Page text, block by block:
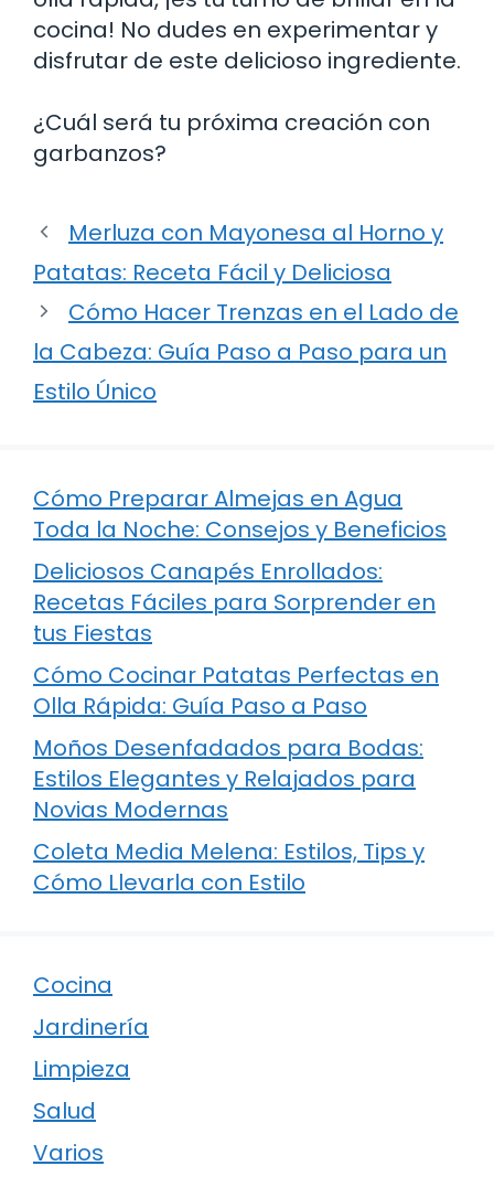
cocina! No dudes en experimentar y
disfrutar de este delicioso ingrediente.
¿Cuál será tu próxima creación con
garbanzos?
Merluza con Mayonesa al Horno y
Patatas: Receta Fácil y Deliciosa
Cómo Hacer Trenzas en el Lado de
la Cabeza: Guía Paso a Paso para un
Estilo Único
Cómo Preparar Almejas en Agua
Toda la Noche: Consejos y Beneficios
Deliciosos Canapés Enrollados:
Recetas Fáciles para Sorprender en
tus Fiestas
Cómo Cocinar Patatas Perfectas en
Olla Rápida: Guía Paso a Paso
Moños Desenfadados para Bodas:
Estilos Elegantes y Relajados para
Novias Modernas
Coleta Media Melena: Estilos, Tips y
Cómo Llevarla con Estilo
Cocina
Jardinería
Limpieza
Salud
Varios